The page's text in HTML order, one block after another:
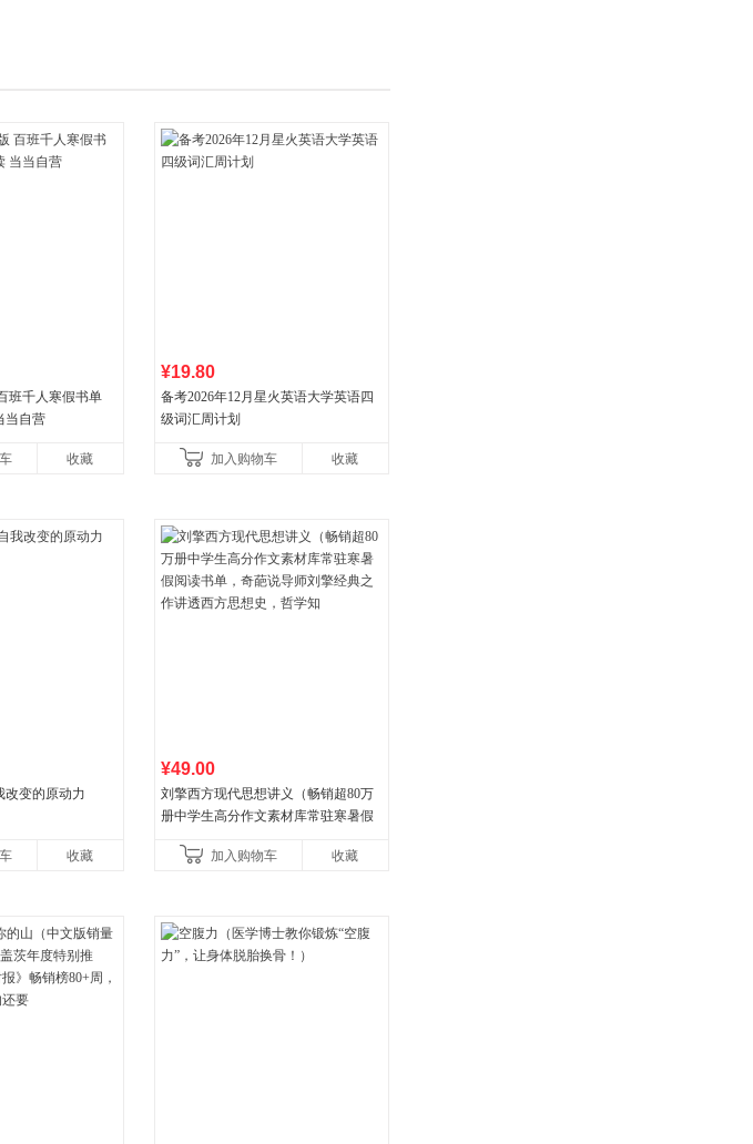
班千人寒假书单
当自营
收藏
¥19.80
备考2026年12月星火英语大学英语四
级词汇周计划
加入购物车 收藏
改变的原动力
收藏
¥49.00
刘擎西方现代思想讲义（畅销超80万
册中学生高分作文素材库常驻寒暑假
讲透西方思想史，哲学知
加入购物车 收藏